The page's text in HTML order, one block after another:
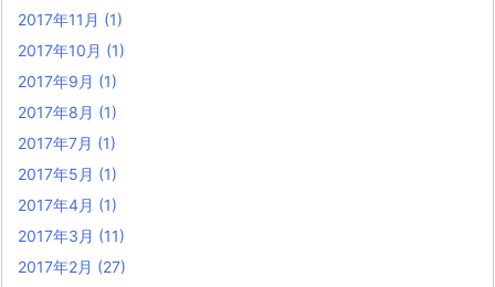
2017年11月 (1)
2017年10月 (1)
2017年9月 (1)
2017年8月 (1)
2017年7月 (1)
2017年5月 (1)
2017年4月 (1)
2017年3月 (11)
2017年2月 (27)